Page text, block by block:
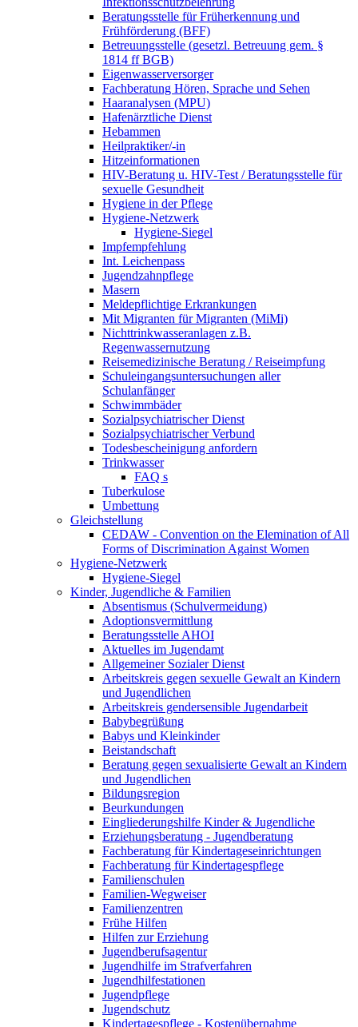
Beratungsstelle für Früherkennung und
Frühförderung (BFF)
Betreuungsstelle (gesetzl. Betreuung gem. §
1814 ff BGB)
Eigenwasserversorger
Fachberatung Hören, Sprache und Sehen
Haaranalysen (MPU)
Hafenärztliche Dienst
Hebammen
Heilpraktiker/-in
Hitzeinformationen
HIV-Beratung u. HIV-Test / Beratungsstelle für
sexuelle Gesundheit
Hygiene in der Pflege
Hygiene-Netzwerk
Hygiene-Siegel
Impfempfehlung
Int. Leichenpass
Jugendzahnpflege
Masern
Meldepflichtige Erkrankungen
Mit Migranten für Migranten (MiMi)
Nichttrinkwasseranlagen z.B.
Regenwassernutzung
Reisemedizinische Beratung / Reiseimpfung
Schuleingangsuntersuchungen aller
Schulanfänger
Schwimmbäder
Sozialpsychiatrischer Dienst
Sozialpsychiatrischer Verbund
Todesbescheinigung anfordern
Trinkwasser
FAQ s
Tuberkulose
Umbettung
Gleichstellung
CEDAW - Convention on the Elemination of All
Forms of Discrimination Against Women
Hygiene-Netzwerk
Hygiene-Siegel
Kinder, Jugendliche & Familien
Absentismus (Schulvermeidung)
Adoptionsvermittlung
Beratungsstelle AHOI
Aktuelles im Jugendamt
Allgemeiner Sozialer Dienst
Arbeitskreis gegen sexuelle Gewalt an Kindern
und Jugendlichen
Arbeitskreis gendersensible Jugendarbeit
Babybegrüßung
Babys und Kleinkinder
Beistandschaft
Beratung gegen sexualisierte Gewalt an Kindern
und Jugendlichen
Bildungsregion
Beurkundungen
Eingliederungshilfe Kinder & Jugendliche
Erziehungsberatung - Jugendberatung
Fachberatung für Kindertageseinrichtungen
Fachberatung für Kindertagespflege
Familienschulen
Familien-Wegweiser
Familienzentren
Frühe Hilfen
Hilfen zur Erziehung
Jugendberufsagentur
Jugendhilfe im Strafverfahren
Jugendhilfestationen
Jugendpflege
Jugendschutz
Kindertagespflege - Kostenübernahme